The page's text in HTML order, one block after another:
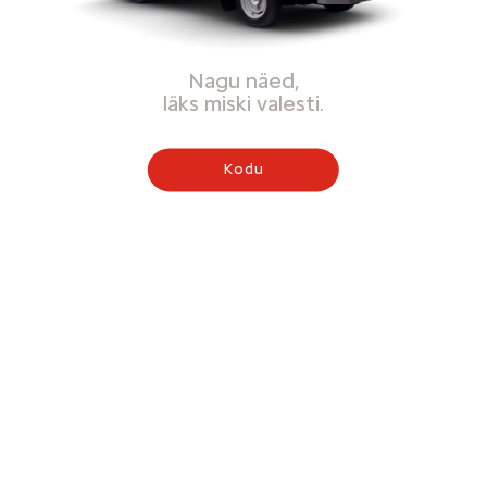
Nagu näed,
läks miski valesti.
Kodu